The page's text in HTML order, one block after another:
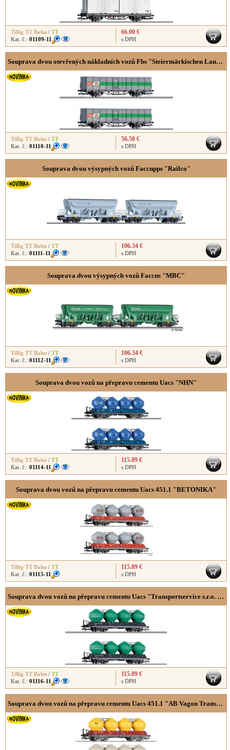
Tillig TT Bahn / TT
Kat. č.: 01109-11
66.00 €
s DPH
Souprava dvou otevřených nákladních vozů Fbs "Steiermärkischen Landesbahnen"
Tillig TT Bahn / TT
Kat. č.: 01110-11
56.50 €
s DPH
Souprava dvou výsypných vozů Faccnpps "Railco"
Tillig TT Bahn / TT
Kat. č.: 01111-11
106.34 €
s DPH
Souprava dvou výsypných vozů Faccns "MBC"
Tillig TT Bahn / TT
Kat. č.: 01112-11
106.34 €
s DPH
Souprava dvou vozů na přepravu cementu Uacs "NHN"
Tillig TT Bahn / TT
Kat. č.: 01114-11
115.89 €
s DPH
Souprava dvou vozů na přepravu cementu Uacs 451.1 "BETONIKA"
Tillig TT Bahn / TT
Kat. č.: 01115-11
115.89 €
s DPH
Souprava dvou vozů na přepravu cementu Uacs "Transportservice s.r.o. Beroun"
Tillig TT Bahn / TT
Kat. č.: 01116-11
115.89 €
s DPH
Souprava dvou vozů na přepravu cementu Uacs 451.1 "AB Vagon Trans s.r.o."